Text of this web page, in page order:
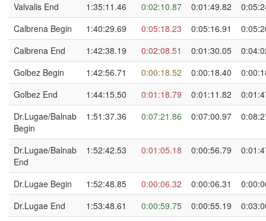
Valvalis End
1:35:11.46 0:02:10.87 0:01:49.82
Calbrena Begin
1:40:29.69 0:05:18.23 0:05:16.91
Calbrena End
1:42:38.19 0:02:08.51 0:01:30.05
Golbez Begin
1:42:56.71 0:00:18.52 0:00:18.40
Golbez End
1:44:15.50 0:01:18.79 0:01:11.82
Dr.Lugae/Balnab
Begin
1:51:37.36 0:07:21.86 0:07:00.97
Dr.Lugae/Balnab
End
1:52:42.53 0:01:05.18 0:00:56.79
Dr.Lugae Begin 1:52:48.85 0:00:06.32 0:00:06.31
Dr.Lugae End
1:53:48.61 0:00:59.75 0:00:55.19